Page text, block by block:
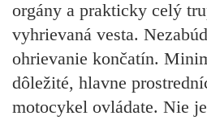
orgány a prakticky celý
vyhrievaná vesta.
ohrievanie končatín.
dôležité, hlavne
motocykel ovládate. Nie